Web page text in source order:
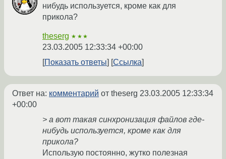
нибудь используется, кроме как для
прикола?
theserg ★★★
23.03.2005 12:33:34 +00:00
Показать ответы
Ссылка
Ответ на: комментарий от theserg 23.03.2005 12:33:34
+00:00
> а вот такая синхронизация файлов где-
нибудь используется, кроме как для
прикола?
Использую постоянно, жутко полезная